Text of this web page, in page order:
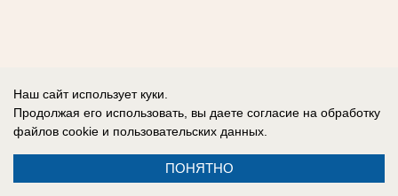
Наш сайт использует куки.
Продолжая его использовать, вы даете согласие на обработку
файлов cookie и пользовательских данных.
ПОНЯТНО